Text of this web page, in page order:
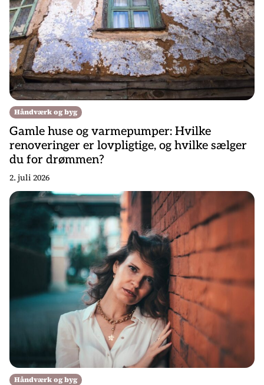
Håndværk og byg
Gamle huse og varmepumper: Hvilke
renoveringer er lovpligtige, og hvilke sælger
du for drømmen?
2. juli 2026
Håndværk og byg